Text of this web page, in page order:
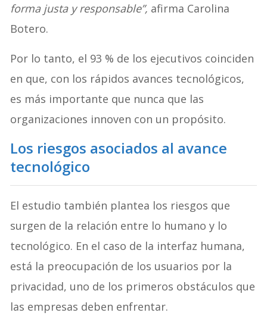
forma justa y responsable”, afirma Carolina
Botero.
Por lo tanto, el 93 % de los ejecutivos coinciden
en que, con los rápidos avances tecnológicos,
es más importante que nunca que las
organizaciones innoven con un propósito.
Los riesgos asociados al avance
tecnológico
El estudio también plantea los riesgos que
surgen de la relación entre lo humano y lo
tecnológico. En el caso de la interfaz humana,
está la preocupación de los usuarios por la
privacidad, uno de los primeros obstáculos que
las empresas deben enfrentar.